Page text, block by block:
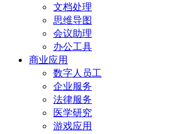
文档处理
思维导图
会议助理
办公工具
商业应用
数字人员工
企业服务
法律服务
医学研究
游戏应用